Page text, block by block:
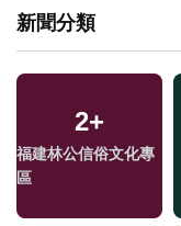
新聞分類
2+
福建林公信俗文化專
區